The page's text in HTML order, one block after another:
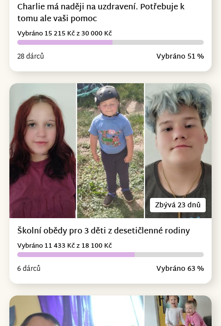
Charlie má naději na uzdravení. Potřebuje k
tomu ale vaši pomoc
28 dárců Vybráno 51 %
Vybráno 15 215 Kč z 30 000 Kč
Zbývá 23 dnů
Školní obědy pro 3 děti z desetičlenné rodiny
6 dárců Vybráno 63 %
Vybráno 11 433 Kč z 18 100 Kč